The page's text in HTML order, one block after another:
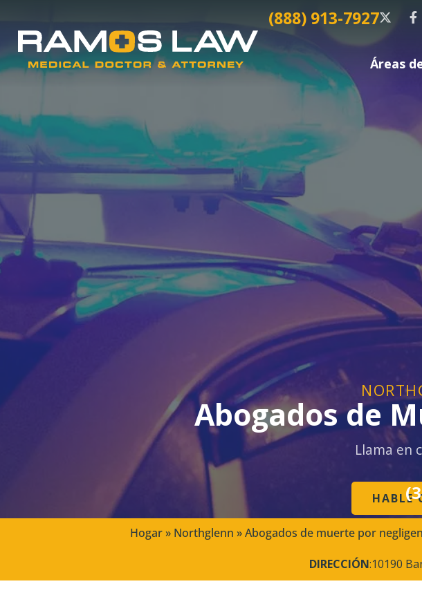
(888) 913-7927
Áreas
Abogados de
Llama en
HABLE
Hogar» Northglenn »Abogados de muerte por
DIRECCIÓN:10190